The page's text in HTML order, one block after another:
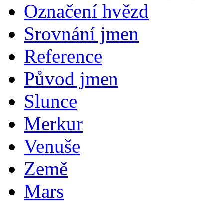
Označení hvězd
Srovnání jmen
Reference
Původ jmen
Slunce
Merkur
Venuše
Země
Mars